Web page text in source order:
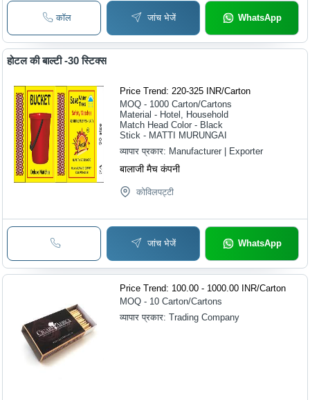
कॉल जांच भेजें WhatsApp
होटल की बाल्टी -30 स्टिक्स
Price Trend: 220-325 INR/Carton
MOQ - 1000 Carton/Cartons
Material - Hotel, Household
Match Head Color - Black
Stick - MATTI MURUNGAI
व्यापार प्रकार: Manufacturer | Exporter
बालाजी मैच कंपनी
कोविलपट्टी
जांच भेजें WhatsApp
Price Trend: 100.00 - 1000.00 INR/Carton
MOQ - 10 Carton/Cartons
व्यापार प्रकार:Trading Company